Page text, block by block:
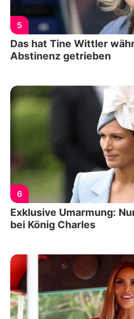
5
Das hat Tine Wittler
Abstinenz getrieben
6
Exklusive Umarmung:
bei König Charles